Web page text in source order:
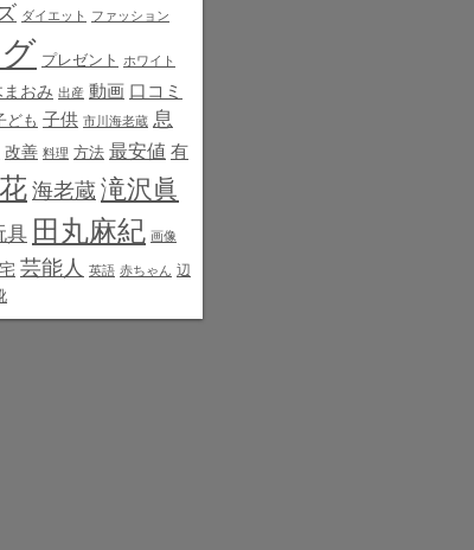
ダイエット ファッション
プレゼント ホワイト
おみ 出産 動画 口コミ
ども 子供 市川海老蔵 息
改善 料理 方法 最安値 有
海老蔵 滝沢眞
具 田丸麻紀 画像
芸能人 英語 赤ちゃん 辺